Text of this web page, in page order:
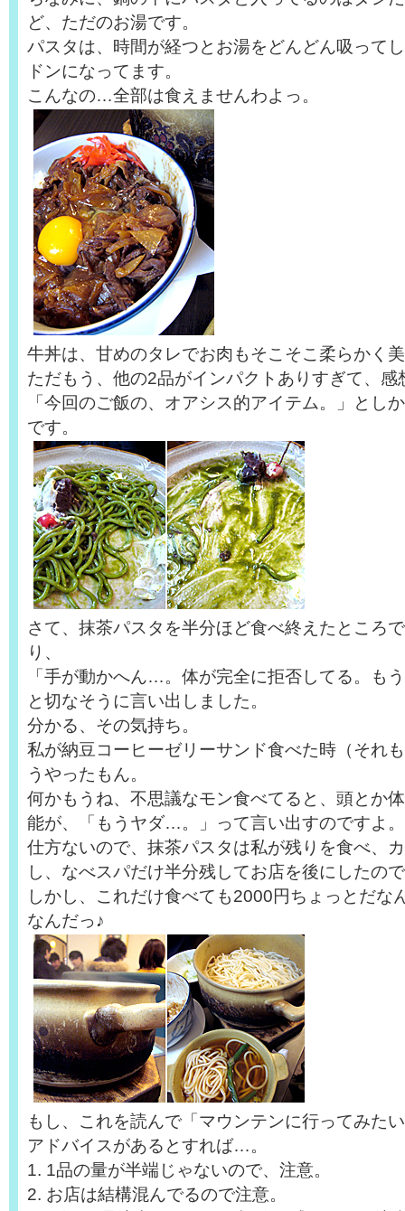
ど、ただのお湯です。
パスタは、時間が経つとお湯をどんどん吸って
ドンになってます。
こんなの…全部は食えませんわよっ。
牛丼は、甘めのタレでお肉もそこそこ柔らかく
ただもう、他の2品がインパクトありすぎて、感
「今回のご飯の、オアシス的アイテム。」とし
です。
さて、抹茶パスタを半分ほど食べ終えたところ
り、
「手が動かへん…。体が完全に拒否してる。も
と切なそうに言い出しました。
分かる、その気持ち。
私が納豆コーヒーゼリーサンド食べた時（それ
うやったもん。
何かもうね、不思議なモン食べてると、頭とか
能が、「もうヤダ…。」って言い出すのですよ。
仕方ないので、抹茶パスタは私が残りを食べ、
し、なべスパだけ半分残してお店を後にしたの
しかし、これだけ食べても2000円ちょっとだな
なんだっ♪
もし、これを読んで「マウンテンに行ってみた
アドバイスがあるとすれば…。
1. 1品の量が半端じゃないので、注意。
2. お店は結構混んでるので注意。